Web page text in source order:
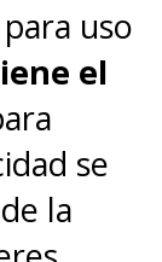
Solo
que
uso
el
se
la